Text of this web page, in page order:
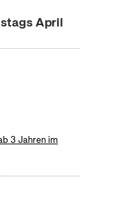
April
3 Jahren im